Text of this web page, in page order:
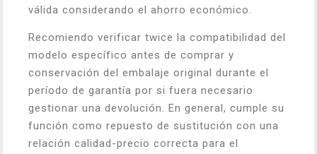
válida considerando el ahorro económico.
Recomiendo verificar twice la compatibilidad del
modelo específico antes de comprar y
conservación del embalaje original durante el
período de garantía por si fuera necesario
gestionar una devolución. En general, cumple su
función como repuesto de sustitución con una
relación calidad-precio correcta para el